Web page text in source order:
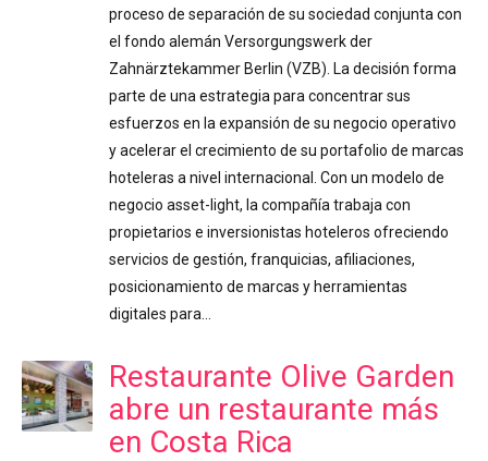
proceso de separación de su sociedad conjunta con
el fondo alemán Versorgungswerk der
Zahnärztekammer Berlin (VZB). La decisión forma
parte de una estrategia para concentrar sus
esfuerzos en la expansión de su negocio operativo
y acelerar el crecimiento de su portafolio de marcas
hoteleras a nivel internacional. Con un modelo de
negocio asset-light, la compañía trabaja con
propietarios e inversionistas hoteleros ofreciendo
servicios de gestión, franquicias, afiliaciones,
posicionamiento de marcas y herramientas
digitales para…
Restaurante Olive Garden
abre un restaurante más
en Costa Rica